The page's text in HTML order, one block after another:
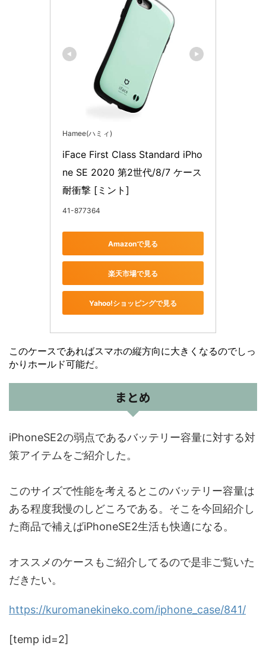
Hamee(ハミィ)
iFace First Class Standard iPho
ne SE 2020 第2世代/8/7 ケース
耐衝撃 [ミント]
41-877364
Amazonで見る
楽天市場で見る
Yahoo!ショッピングで見る
このケースであればスマホの縦方向に大きくなるのでしっ
かりホールド可能だ。
まとめ
iPhoneSE2の弱点であるバッテリー容量に対する対
策アイテムをご紹介した。
このサイズで性能を考えるとこのバッテリー容量は
ある程度我慢のしどころである。そこを今回紹介し
た商品で補えばiPhoneSE2生活も快適になる。
オススメのケースもご紹介してるので是非ご覧いた
だきたい。
https://kuromanekineko.com/iphone_case/841/
[temp id=2]